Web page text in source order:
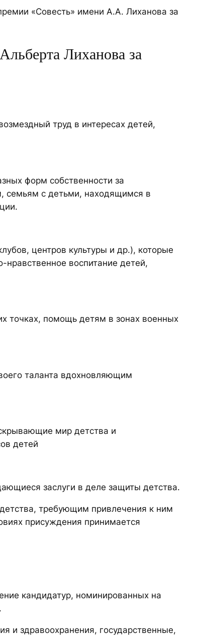
«Совесть» имени А.А. Лиханова за
Лиханова за
труд в интересах детей,
форм собственности за
семьям с детьми, находящимся в
центров культуры и др.), которые
воспитание детей,
точках, помощь детям в зонах военных
таланта вдохновляющим
мир детства и
детей
заслуги в деле защиты детства.
требующим привлечения к ним
присуждения принимается
кандидатур, номинированных на
и здравоохранения, государственные,